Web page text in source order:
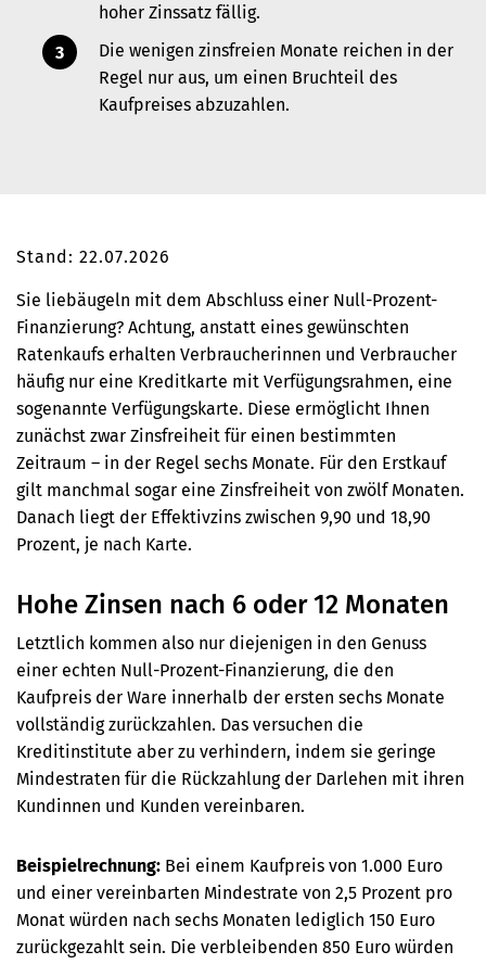
hoher Zinssatz fällig.
Die wenigen zinsfreien Monate reichen in der
Regel nur aus, um einen Bruchteil des
Kaufpreises abzuzahlen.
Stand: 22.07.2026
Sie liebäugeln mit dem Abschluss einer Null-Prozent-
Finanzierung? Achtung, anstatt eines gewünschten
Ratenkaufs erhalten Verbraucherinnen und Verbraucher
häufig nur eine Kreditkarte mit Verfügungsrahmen, eine
sogenannte Verfügungskarte. Diese ermöglicht Ihnen
zunächst zwar Zinsfreiheit für einen bestimmten
Zeitraum – in der Regel sechs Monate. Für den Erstkauf
gilt manchmal sogar eine Zinsfreiheit von zwölf Monaten.
Danach liegt der Effektivzins zwischen 9,90 und 18,90
Prozent, je nach Karte.
Hohe Zinsen nach 6 oder 12 Monaten
Letztlich kommen also nur diejenigen in den Genuss
einer echten Null-Prozent-Finanzierung, die den
Kaufpreis der Ware innerhalb der ersten sechs Monate
vollständig zurückzahlen. Das versuchen die
Kreditinstitute aber zu verhindern, indem sie geringe
Mindestraten für die Rückzahlung der Darlehen mit ihren
Kundinnen und Kunden vereinbaren.
Beispielrechnung: Bei einem Kaufpreis von 1.000 Euro
und einer vereinbarten Mindestrate von 2,5 Prozent pro
Monat würden nach sechs Monaten lediglich 150 Euro
zurückgezahlt sein. Die verbleibenden 850 Euro würden